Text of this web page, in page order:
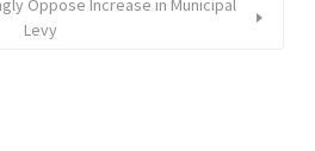
Oppose Increase in Municipal
Levy